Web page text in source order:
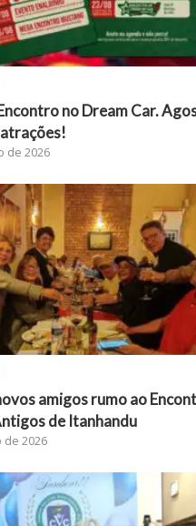
no Dream Car.
de 2026
amigos rumo ao
de Itanhandu
de 2026